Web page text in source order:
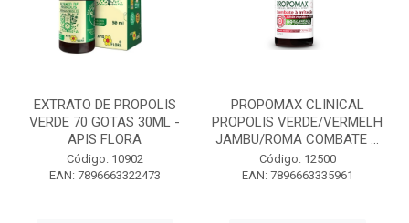
EXTRATO DE PROPOLIS
VERDE 70 GOTAS 30ML -
APIS FLORA
Código: 10902
EAN: 7896663322473
PROPOMAX CLINICAL
PROPOLIS VERDE/VERMELH
JAMBU/ROMA COMBATE ...
Código: 12500
EAN: 7896663335961